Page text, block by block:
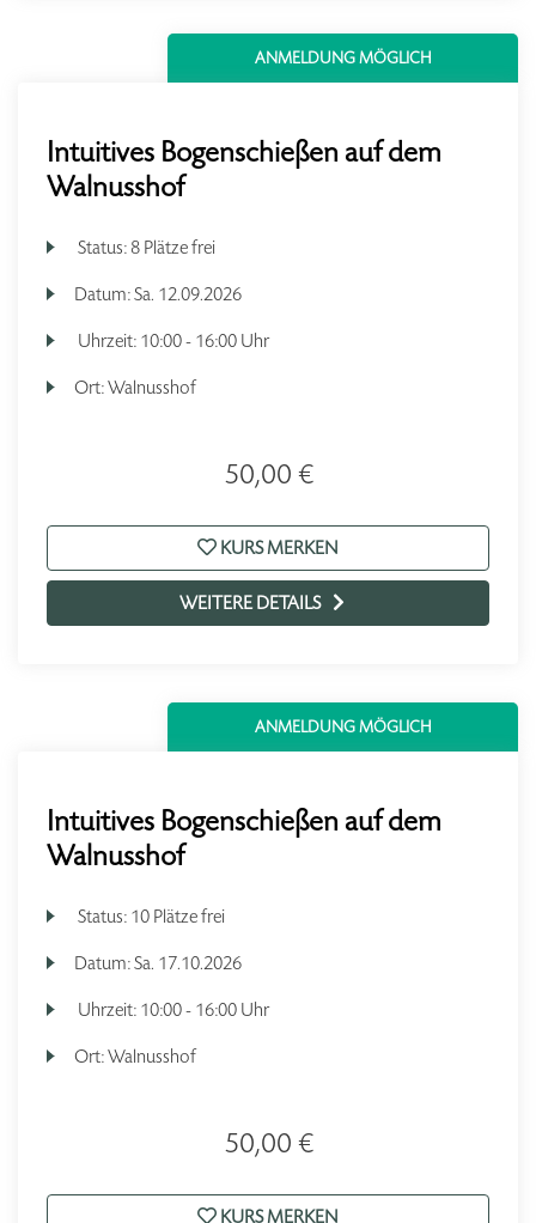
ANMELDUNG MÖGLICH
Intuitives Bogenschießen auf dem
Walnusshof
Status: 8 Plätze frei
Datum:Sa. 12.09.2026
Uhrzeit: 10:00 - 16:00 Uhr
Ort:Walnusshof
50,00 €
KURS MERKEN
WEITERE DETAILS
ANMELDUNG MÖGLICH
Intuitives Bogenschießen auf dem
Walnusshof
Status: 10 Plätze frei
Datum:Sa. 17.10.2026
Uhrzeit: 10:00 - 16:00 Uhr
Ort:Walnusshof
50,00 €
KURS MERKEN